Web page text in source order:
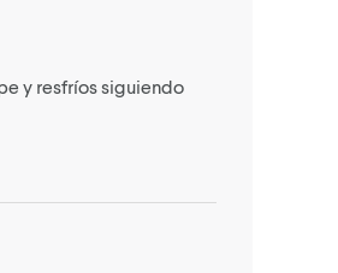
y resfríos siguiendo